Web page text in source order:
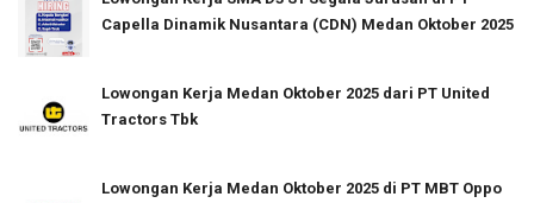
Capella Dinamik Nusantara (CDN) Medan Oktober 2025
Lowongan Kerja Medan Oktober 2025 dari PT United
Tractors Tbk
Lowongan Kerja Medan Oktober 2025 di PT MBT Oppo